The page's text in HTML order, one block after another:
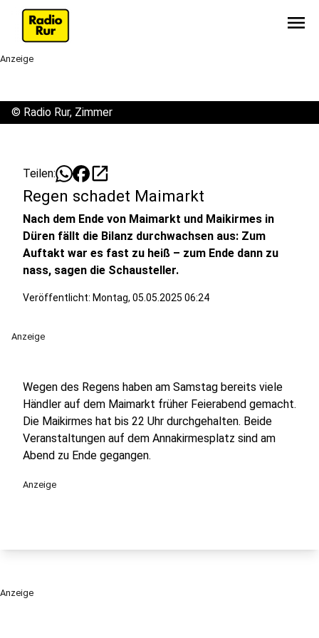
menu
Anzeige
© Radio Rur, Zimmer
Teilen: open_in_new
Regen schadet Maimarkt
Nach dem Ende von Maimarkt und Maikirmes in
Düren fällt die Bilanz durchwachsen aus: Zum
Auftakt war es fast zu heiß – zum Ende dann zu
nass, sagen die Schausteller.
Veröffentlicht: Montag, 05.05.2025 06:24
Anzeige
Wegen des Regens haben am Samstag bereits viele
Händler auf dem Maimarkt früher Feierabend gemacht.
Die Maikirmes hat bis 22 Uhr durchgehalten. Beide
Veranstaltungen auf dem Annakirmesplatz sind am
Abend zu Ende gegangen.
Anzeige
Anzeige